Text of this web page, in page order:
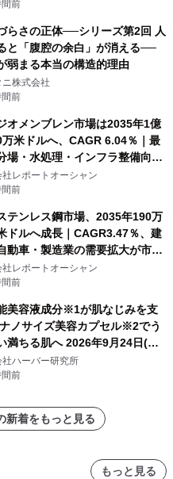
月）発売
前
らさの正体──シリーズ第2回 人
と「腹腔の余白」が消える──
弱まる本当の構造的理由
ニ株式会社
前
オメンブレン市場は2035年1億
米ドルへ、CAGR 6.04％｜最
場・水処理・インフラ整備向け
大
社レポートオーシャン
前
テンレス鋼市場、2035年190万
ドルへ成長｜CAGR3.47％、建
動車・製造業の需要拡大が市場
社レポートオーシャン
前
美容液成分※1が肌なじみを支
ノサイズ美容カプセル※2でう
満ちる肌へ 2026年9月24日(木)
ニューアル新発売 『ディープモ
セラム』
社ハーバー研究所
前
新着をもっと見る
もっと見る